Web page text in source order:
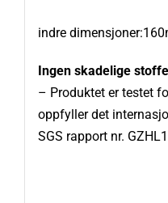
indre
Ingen skadelige
– Produktet er testet
oppfyller det
SGS rapport nr.